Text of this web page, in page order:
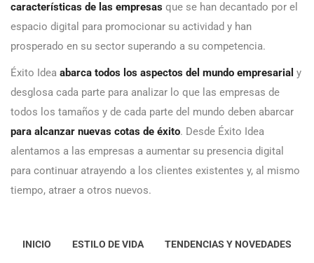
características de las empresas que se han decantado por el
espacio digital para promocionar su actividad y han
prosperado en su sector superando a su competencia.
Éxito Idea abarca todos los aspectos del mundo empresarial y
desglosa cada parte para analizar lo que las empresas de
todos los tamaños y de cada parte del mundo deben abarcar
para alcanzar nuevas cotas de éxito. Desde Éxito Idea
alentamos a las empresas a aumentar su presencia digital
para continuar atrayendo a los clientes existentes y, al mismo
tiempo, atraer a otros nuevos.
INICIO ESTILO DE VIDA TENDENCIAS Y NOVEDADES